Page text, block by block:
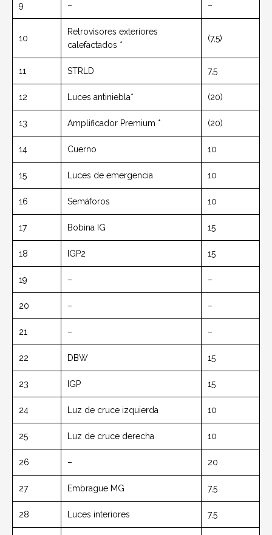
9 – –
10
Retrovisores exteriores
calefactados *
(7,5)
11 STRLD 7,5
12 Luces antiniebla* (20)
13 Amplificador Premium * (20)
14 Cuerno 10
15 Luces de emergencia 10
16 Semáforos 10
17 Bobina IG 15
18 IGP2 15
19 – –
20 – –
21 – –
22 DBW 15
23 IGP 15
24 Luz de cruce izquierda 10
25 Luz de cruce derecha 10
26 – 20
27 Embrague MG 7,5
28 Luces interiores 7,5